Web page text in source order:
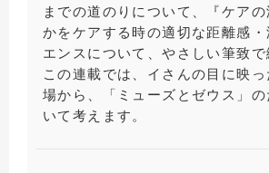
までの道のりについて、『ケア
かをケアする時の適切な距離感・
エンスについて、やさしい筆致で
この連載では、イさんの目に映
場から、「ミューズとゼウス」
いて考えます。